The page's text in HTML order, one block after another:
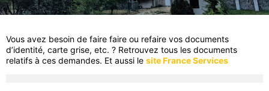
Vous avez besoin de faire faire ou refaire vos documents
d’identité, carte grise, etc. ? Retrouvez tous les documents
relatifs à ces demandes. Et aussi le site France Services